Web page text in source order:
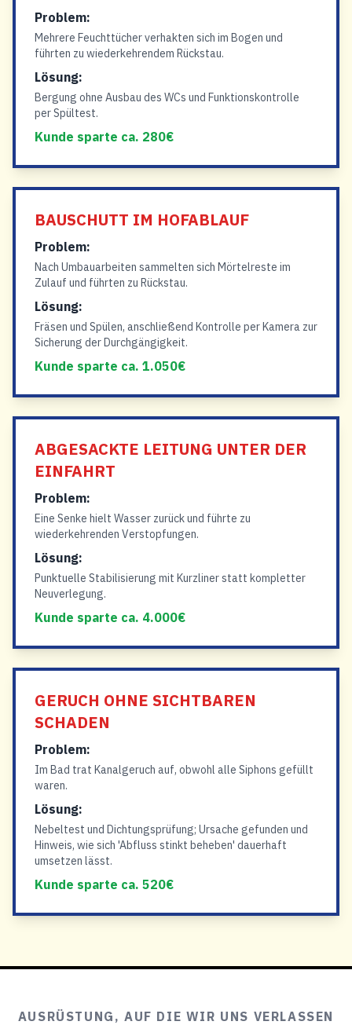
Problem:
Mehrere Feuchttücher verhakten sich im Bogen und
führten zu wiederkehrendem Rückstau.
Lösung:
Bergung ohne Ausbau des WCs und Funktionskontrolle
per Spültest.
Kunde sparte ca. 280€
BAUSCHUTT IM HOFABLAUF
Problem:
Nach Umbauarbeiten sammelten sich Mörtelreste im
Zulauf und führten zu Rückstau.
Lösung:
Fräsen und Spülen, anschließend Kontrolle per Kamera zur
Sicherung der Durchgängigkeit.
Kunde sparte ca. 1.050€
ABGESACKTE LEITUNG UNTER DER
EINFAHRT
Problem:
Eine Senke hielt Wasser zurück und führte zu
wiederkehrenden Verstopfungen.
Lösung:
Punktuelle Stabilisierung mit Kurzliner statt kompletter
Neuverlegung.
Kunde sparte ca. 4.000€
GERUCH OHNE SICHTBAREN
SCHADEN
Problem:
Im Bad trat Kanalgeruch auf, obwohl alle Siphons gefüllt
waren.
Lösung:
Nebeltest und Dichtungsprüfung; Ursache gefunden und
Hinweis, wie sich 'Abfluss stinkt beheben' dauerhaft
umsetzen lässt.
Kunde sparte ca. 520€
AUSRÜSTUNG, AUF DIE WIR UNS VERLASSEN